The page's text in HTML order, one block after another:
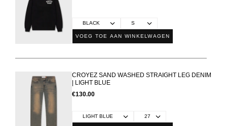
VOEG TOE AAN WINKELWAGEN
CROYEZ SAND WASHED STRAIGHT LEG DENIM
| LIGHT BLUE
€130.00